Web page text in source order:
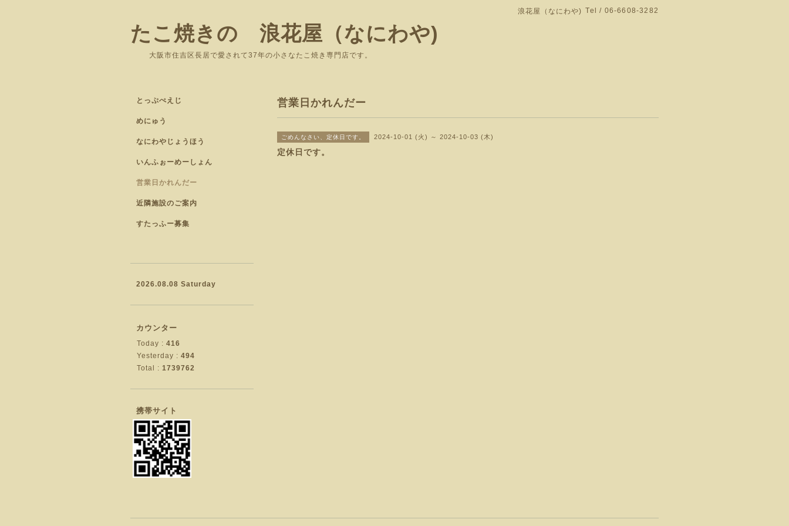
浪花屋（なにわや) Tel / 06-6608-3282
たこ焼きの 浪花屋（なにわや)
大阪市住吉区長居で愛されて37年の小さなたこ焼き専門店です。
営業日かれんだー
ごめんなさい、定休日です。 2024-10-01 (火) ～ 2024-10-03 (木)
定休日です。
とっぷぺえじ
めにゅう
なにわやじょうほう
いんふぉーめーしょん
営業日かれんだー
近隣施設のご案内
すたっふー募集
2026.08.08 Saturday
カウンター
Today : 416
Yesterday : 494
Total : 1739762
携帯サイト